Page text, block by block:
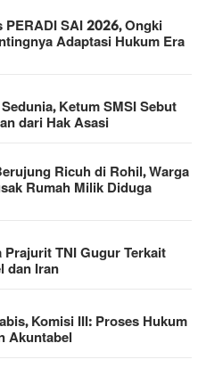
SAI 2026, Ongki
Adaptasi Hukum Era
Ketum SMSI Sebut
dari Hak Asasi
Ricuh di Rohil, Warga
Rumah Milik Diduga
TNI Gugur Terkait
dan Iran
Komisi III: Proses Hukum
Akuntabel